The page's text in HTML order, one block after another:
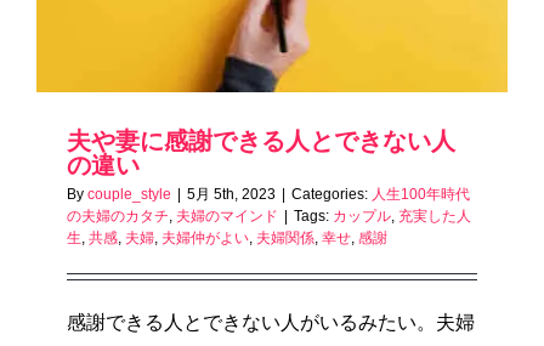
夫や妻に感謝できる人とできない人
の違い
By couple_style | 5月 5th, 2023 | Categories: 人生100年時代
の夫婦のカタチ 夫婦のマインド | Tags: カップル 充実した人
生 共感 夫婦 夫婦仲がよい 夫婦関係 幸せ 感謝
感謝できる人とできない人がいるみたい。夫婦